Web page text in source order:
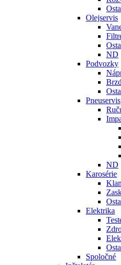
Olejservis
ND
Podvozky
Pneuservis
ND
Karosérie
Elektrika
Spoločné